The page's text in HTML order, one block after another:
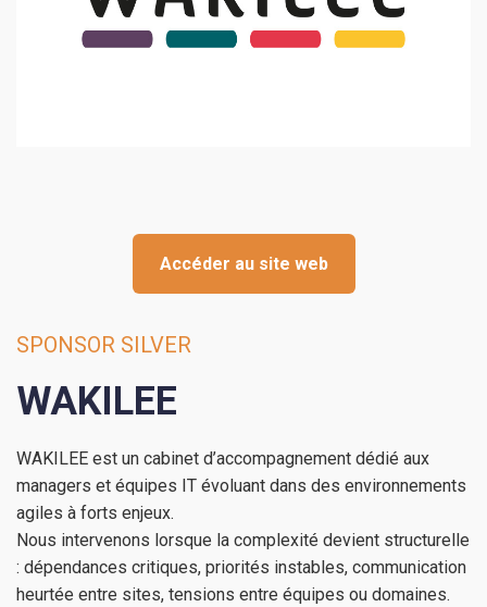
Accéder au site web
SPONSOR SILVER
WAKILEE
WAKILEE est un cabinet d’accompagnement dédié aux
managers et équipes IT évoluant dans des environnements
agiles à forts enjeux.
Nous intervenons lorsque la complexité devient structurelle
: dépendances critiques, priorités instables, communication
heurtée entre sites, tensions entre équipes ou domaines.